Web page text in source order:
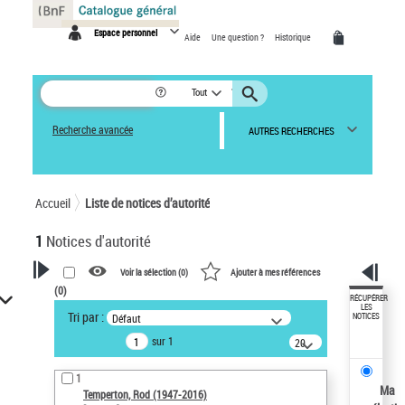
Espace personnel Aide Une question ? Historique
Tout
Recherche avancée AUTRES RECHERCHES
Accueil Liste de notices d’autorité
1 Notices d'autorité
VOTRE RECHERCHE
Recherche avancée dans les
notices d’autorité
Œuvres liées à l'auteur :
Temperton, Rod (1947-2016)
Voir la sélection (0) Ajouter à mes références
(0)
Tri par : Défaut
sur 1
20
résultats/page
1
Temperton, Rod (1947-2016)
RÉCUPÉRER
LES
NOTICES
Ma
Panneau de gestion des cookies